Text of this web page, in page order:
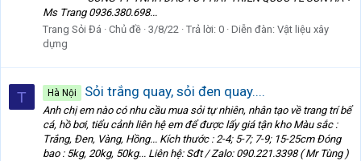
Ms Trang 0936.380.698...
Trang Sỏi Đá
Chủ đề 3/8/22 Trả lời: 0 Diễn đàn: Vật liệu xây
dựng
T Hà Nội Sỏi trắng quay, sỏi đen quay....
Anh chị em nào có nhu cầu mua sỏi tự nhiên, nhân tạo về trang trí bể
cá, hồ bơi, tiểu cảnh liên hệ em để được lấy giá tận kho Màu sắc :
Trắng, Đen, Vàng, Hồng... Kích thước : 2-4; 5-7; 7-9; 15-25cm Đóng
bao : 5kg, 20kg, 50kg... Liên hệ: Sđt / Zalo: 090.221.3398 ( Mr Tùng )